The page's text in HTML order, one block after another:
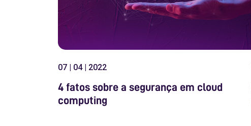
07 | 04 | 2022
4 fatos sobre a segurança em cloud
computing